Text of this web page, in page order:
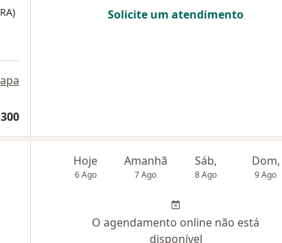
Solicite um atendimento
Hoje
6 Ago
Amanhã
7 Ago
Sáb,
8 Ago
Dom,
9 Ago
O agendamento online não está
disponível